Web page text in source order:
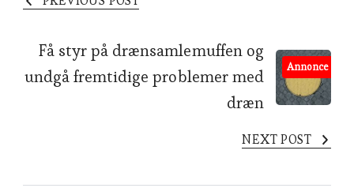
Annonce
Få styr på drænsamlemuffen og
undgå fremtidige problemer med
dræn
NEXT POST